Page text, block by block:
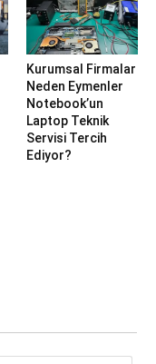
Kurumsal Firmalar
Neden Eymenler
Notebook’un
Laptop Teknik
Servisi Tercih
Ediyor?